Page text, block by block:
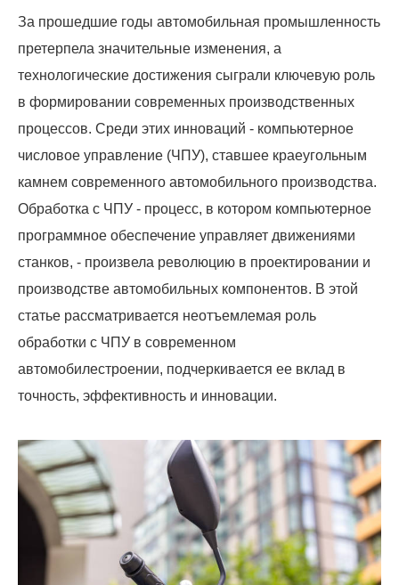
За прошедшие годы автомобильная промышленность
претерпела значительные изменения, а
технологические достижения сыграли ключевую роль
в формировании современных производственных
процессов. Среди этих инноваций - компьютерное
числовое управление (ЧПУ), ставшее краеугольным
камнем современного автомобильного производства.
Обработка с ЧПУ - процесс, в котором компьютерное
программное обеспечение управляет движениями
станков, - произвела революцию в проектировании и
производстве автомобильных компонентов. В этой
статье рассматривается неотъемлемая роль
обработки с ЧПУ в современном
автомобилестроении, подчеркивается ее вклад в
точность, эффективность и инновации.